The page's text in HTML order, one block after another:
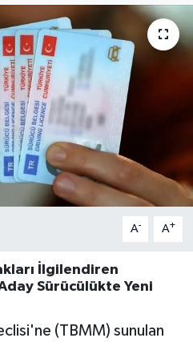
A- A+
İlgilendiren
Sürücülükte Yeni
(TBMM) sunulan